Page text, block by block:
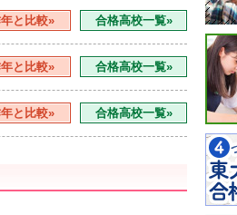
年と比較» 合格高校一覧»
年と比較» 合格高校一覧»
年と比較» 合格高校一覧»